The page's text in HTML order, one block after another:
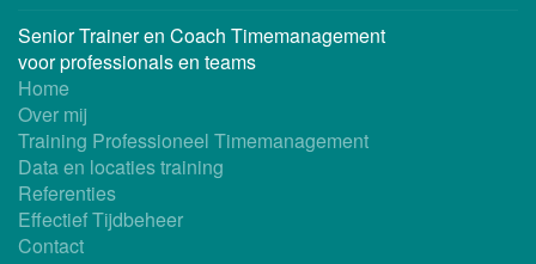
Senior Trainer en Coach Timemanagement
voor professionals en teams
Home
Over mij
Training Professioneel Timemanagement
Data en locaties training
Referenties
Effectief Tijdbeheer
Contact